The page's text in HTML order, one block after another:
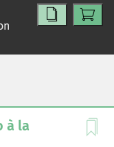
à la